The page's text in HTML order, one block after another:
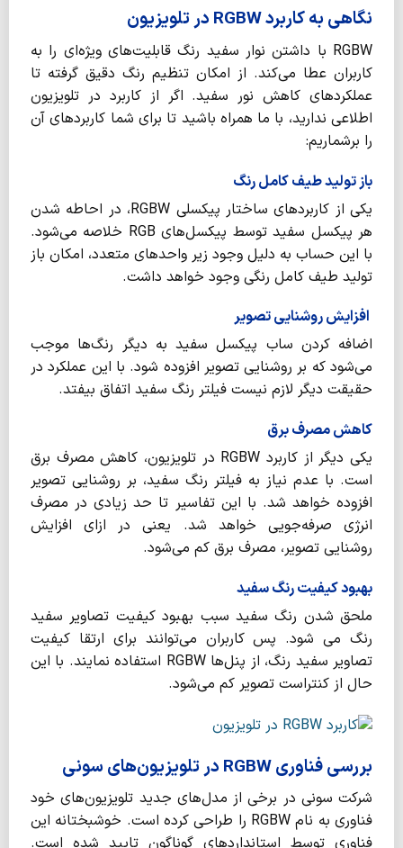
نگاهی به کاربرد RGBW در تلویزیون
RGBW با داشتن نوار سفید رنگ قابلیت‌های ویژه‌ای را به
کاربران عطا می‌کند. از امکان تنظیم رنگ دقیق گرفته تا
عملکردهای کاهش نور سفید. اگر از کاربرد در تلویزیون
اطلاعی ندارید، با ما همراه باشید تا برای شما کاربردهای آن
را برشماریم:
باز تولید طیف کامل رنگ
یکی از کاربردهای ساختار پیکسلی RGBW، در احاطه شدن
هر پیکسل سفید توسط پیکسل‌های RGB خلاصه می‌شود.
با این حساب به دلیل وجود زیر واحدهای متعدد، امکان باز
تولید طیف کامل رنگی وجود خواهد داشت.
افزایش روشنایی تصویر
اضافه کردن ساب پیکسل سفید به دیگر رنگ‌ها موجب
می‌شود که بر روشنایی تصویر افزوده شود. با این عملکرد در
حقیقت دیگر لازم نیست فیلتر رنگ سفید اتفاق بیفتد.
کاهش مصرف برق
یکی دیگر از کاربرد RGBW در تلویزیون، کاهش مصرف برق
است. با عدم نیاز به فیلتر رنگ سفید، بر روشنایی تصویر
افزوده خواهد شد. با این تفاسیر تا حد زیادی در مصرف
انرژی صرفه‌جویی خواهد شد. یعنی در ازای افزایش
روشنایی تصویر، مصرف برق کم می‌شود.
بهبود کیفیت رنگ سفید
ملحق شدن رنگ سفید سبب بهبود کیفیت تصاویر سفید
رنگ می‌ شود. پس کاربران می‌توانند برای ارتقا کیفیت
تصاویر سفید رنگ، از پنل‌ها RGBW استفاده نمایند. با این
حال از کنتراست تصویر کم می‌شود.
بررسی فناوری RGBW در تلویزیون‌های سونی
شرکت سونی در برخی از مدل‌های جدید تلویزیون‌های خود
فناوری به نام RGBW را طراحی کرده است. خوشبختانه این